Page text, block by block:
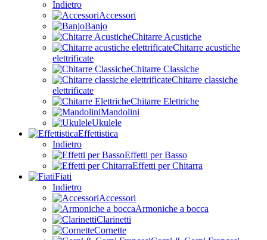
Indietro
Accessori
Banjo
Chitarre Acustiche
Chitarre acustiche
elettrificate
Chitarre Classiche
Chitarre classiche
elettrificate
Chitarre Elettriche
Mandolini
Ukulele
Effettistica
Indietro
Effetti per Basso
Effetti per Chitarra
Fiati
Indietro
Accessori
Armoniche a bocca
Clarinetti
Cornette